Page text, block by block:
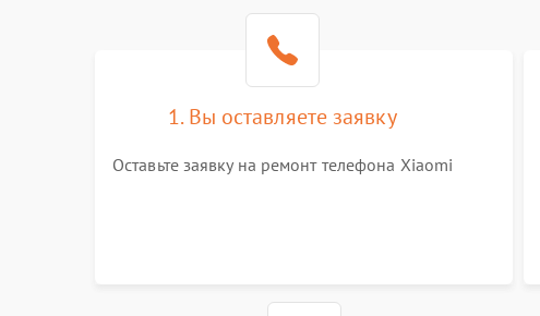
1. Вы оставляете заявку
Оставьте заявку на ремонт телефона Xiaomi